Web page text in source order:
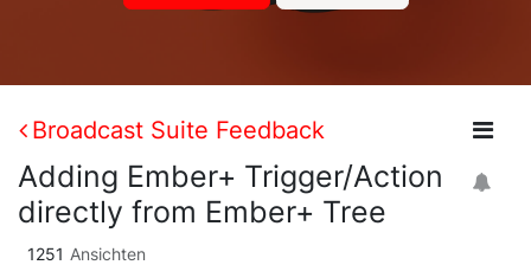
Broadcast Suite Feedback
Adding Ember+ Trigger/Action
directly from Ember+ Tree
1251 Ansichten